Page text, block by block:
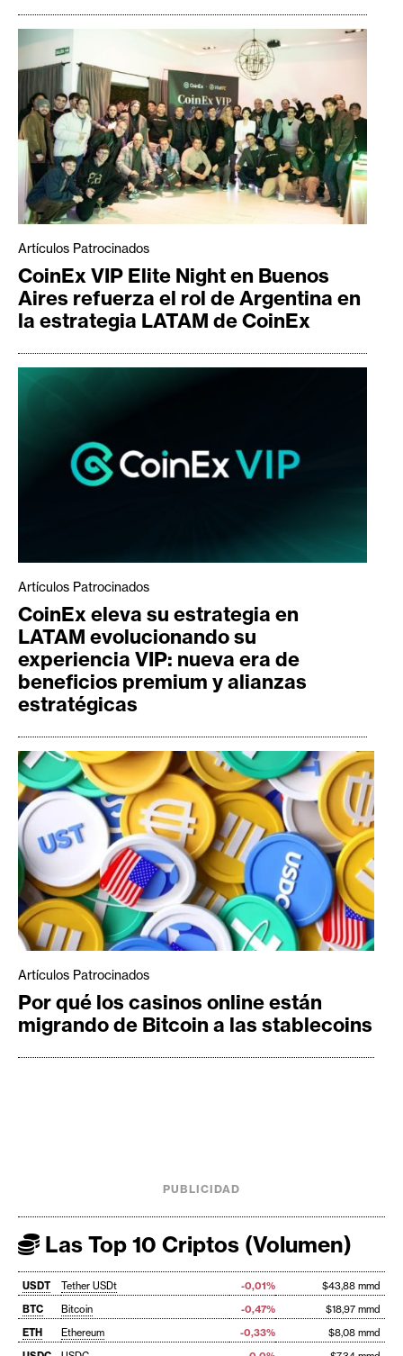
Artículos Patrocinados
CoinEx VIP Elite Night en Buenos
Aires refuerza el rol de Argentina en
la estrategia LATAM de CoinEx
Artículos Patrocinados
CoinEx eleva su estrategia en
LATAM evolucionando su
experiencia VIP: nueva era de
beneficios premium y alianzas
estratégicas
Artículos Patrocinados
Por qué los casinos online están
migrando de Bitcoin a las stablecoins
PUBLICIDAD
Las Top 10 Criptos (Volumen)
USDT Tether USDt -0,01%
$43,88 mmd
BTC
Bitcoin -0,47%
$18,97 mmd
ETH
Ethereum -0,33%
$8,08 mmd